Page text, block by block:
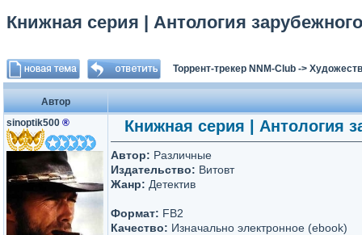
Книжная серия | Антология
Торрент-трекер NNM-Club ->
Автор
sinoptik500 ® Книжная серия | Антология
Автор: Различные
Издательство: Витовт
Жанр: Детектив
Формат: FB2
Качество: Изначально электронное (ebook)